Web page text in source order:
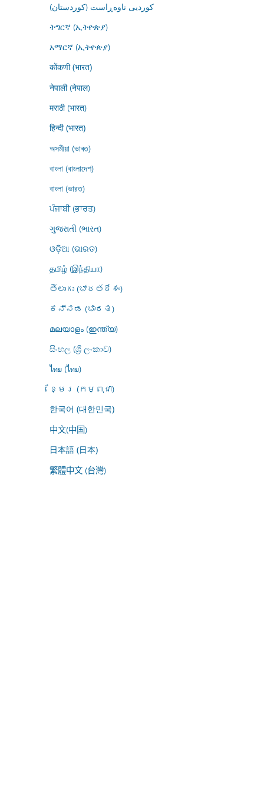
کوردیی ناوەڕاست (کوردستان)
ትግርኛ (ኢትዮጵያ)
አማርኛ (ኢትዮጵያ)
कोंकणी (भारत)
नेपाली (नेपाल)
मराठी (भारत)
हिन्दी (भारत)
অসমীয়া (ভাৰত)
বাংলা (বাংলাদেশ)
বাংলা (ভারত)
ਪੰਜਾਬੀ (ਭਾਰਤ)
ગુજરાતી (ભારત)
ଓଡ଼ିଆ (ଭାରତ)
தமிழ் (இந்தியா)
తెలుగు (భారతదేశం)
ಕನ್ನಡ (ಭಾರತ)
മലയാളം (ഇന്ത്യ)
සිංහල (ශ්‍රී ලංකාව)
ไทย (ไทย)
ខ្មែរ (កម្ពុជា)
한국어 (대한민국)
中文(中国)
日本語 (日本)
繁體中文 (台灣)